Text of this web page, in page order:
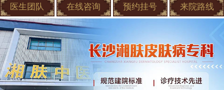
医生团队 在线咨询 预约挂号 来院路线